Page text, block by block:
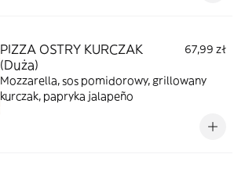
PIZZA OSTRY KURCZAK
(Duża)
67,99 zł
Mozzarella, sos pomidorowy, grillowany
kurczak, papryka jalapeño